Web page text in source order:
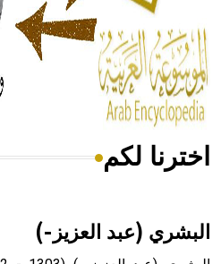
- هل تعلم أن المرجان إفراز
من مادة كربونات الكلسيوم، وهو
أجود أنواعه، ويمتاز بكبر الحجم
هل تعلم أن الأبسيد كلمة فرنسية
اخترنا لكم
البشري (عبد العزيز-)